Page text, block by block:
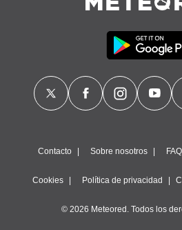
Contacto Sobre nosotros FAQ
Cookies Política de privacidad
© 2026 Meteored. Todos los